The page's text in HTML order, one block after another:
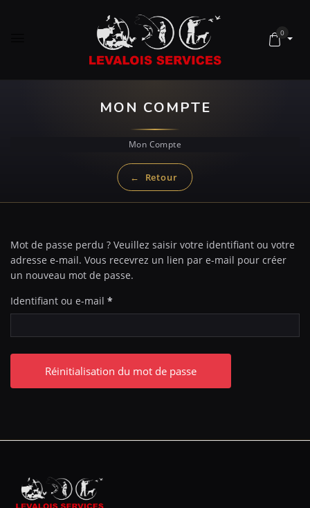
0
MON COMPTE
Mon Compte
Mot de passe perdu ? Veuillez saisir votre identifiant ou votre
adresse e-mail. Vous recevrez un lien par e-mail pour créer
un nouveau mot de passe.
Identifiant ou e-mail *
Réinitialisation du mot de passe